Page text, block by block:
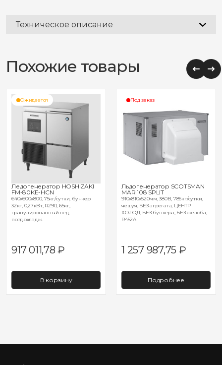
Техническое описание
Похожие товары
Ожидается
Ледогенератор HOSHIZAKI
FM-80KE-HCN
640х600х800, 75кг/сутки, бункер
32кг, 0,27кВт, R290, 65кг,
гранулированный лед,
возд.охладж.
917 011,78₽
В корзину
Под заказ
Льдогенератор SCOTSMAN
MAR 108 SPLIT
910х810х520мм, 380В, 785кг/сутки,
чешуя, БЕЗ агрегата, ЦЕНТР
ХОЛОД, БЕЗ бункера, БЕЗ желоба,
R452A
1 257 987,75 ₽
Подробнее